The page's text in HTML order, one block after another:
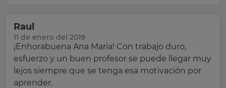
Raul
11 de enero del 2019
¡Enhorabuena Ana Maria! Con trabajo duro,
esfuerzo y un buen profesor se puede llegar muy
lejos siempre que se tenga esa motivación por
aprender.